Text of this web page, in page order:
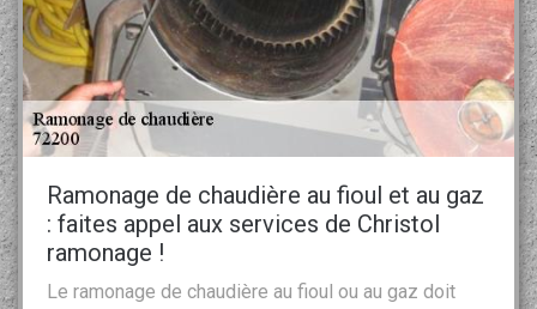
Ramonage de chaudière au fioul et au gaz
: faites appel aux services de Christol
ramonage !
Le ramonage de chaudière au fioul ou au gaz doit